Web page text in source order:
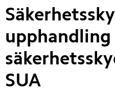
upphandling
SUA